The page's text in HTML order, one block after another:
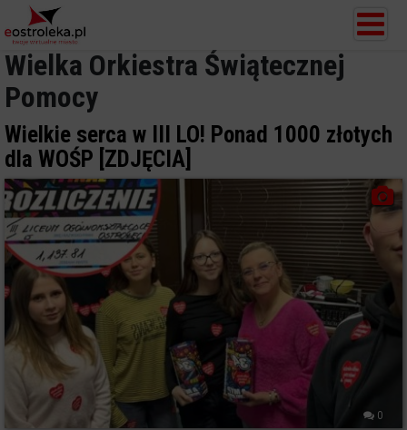
Wielka Orkiestra Świątecznej
Pomocy
Wielkie serca w III LO! Ponad 1000 złotych
dla WOŚP [ZDJĘCIA]
0